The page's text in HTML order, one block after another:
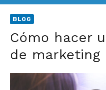
BLOG
Cómo hacer
de marketing